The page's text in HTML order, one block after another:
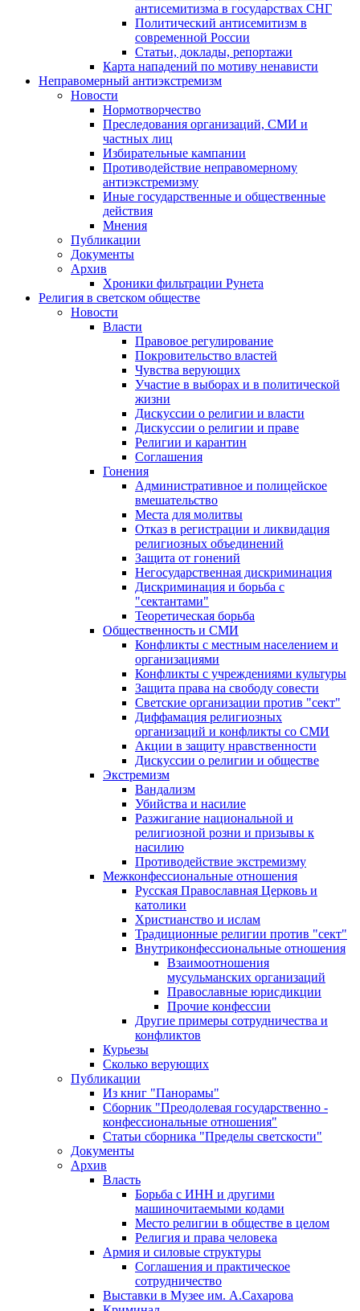
антисемитизма в государствах СНГ
Политический антисемитизм в
современной России
Статьи, доклады, репортажи
Карта нападений по мотиву ненависти
Неправомерный антиэкстремизм
Новости
Нормотворчество
Преследования организаций, СМИ и
частных лиц
Избирательные кампании
Противодействие неправомерному
антиэкстремизму
Иные государственные и общественные
действия
Мнения
Публикации
Документы
Архив
Хроники фильтрации Рунета
Религия в светском обществе
Новости
Власти
Правовое регулирование
Покровительство властей
Чувства верующих
Участие в выборах и в политической
жизни
Дискуссии о религии и власти
Дискуссии о религии и праве
Религии и карантин
Соглашения
Гонения
Административное и полицейское
вмешательство
Места для молитвы
Отказ в регистрации и ликвидация
религиозных объединений
Защита от гонений
Негосударственная дискриминация
Дискриминация и борьба с
"сектантами"
Теоретическая борьба
Общественность и СМИ
Конфликты с местным населением и
организациями
Конфликты с учреждениями культуры
Защита права на свободу совести
Светские организации против "сект"
Диффамация религиозных
организаций и конфликты со СМИ
Акции в защиту нравственности
Дискуссии о религии и обществе
Экстремизм
Вандализм
Убийства и насилие
Разжигание национальной и
религиозной розни и призывы к
насилию
Противодействие экстремизму
Межконфессиональные отношения
Русская Православная Церковь и
католики
Христианство и ислам
Традиционные религии против "сект"
Внутриконфессиональные отношения
Взаимоотношения
мусульманских организаций
Православные юрисдикции
Прочие конфессии
Другие примеры сотрудничества и
конфликтов
Курьезы
Сколько верующих
Публикации
Из книг "Панорамы"
Сборник "Преодолевая государственно -
конфессиональные отношения"
Статьи сборника "Пределы светскости"
Документы
Архив
Власть
Борьба с ИНН и другими
машиночитаемыми кодами
Место религии в обществе в целом
Религия и права человека
Армия и силовые структуры
Соглашения и практическое
сотрудничество
Выставки в Музее им. А.Сахарова